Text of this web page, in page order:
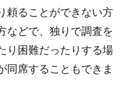
頼ることができない方
などで、独りで調査を
り困難だったりする場
同席することもできま